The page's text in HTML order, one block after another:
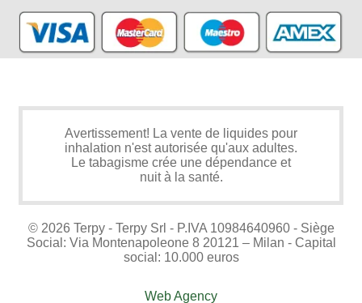
Avertissement! La vente de liquides pour
inhalation n'est autorisée qu'aux adultes.
Le tabagisme crée une dépendance et
nuit à la santé.
© 2026 Terpy - Terpy Srl - P.IVA 10984640960 - Siège
Social: Via Montenapoleone 8 20121 – Milan - Capital
social: 10.000 euros
Web Agency